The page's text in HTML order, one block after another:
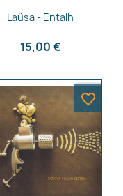
 Aperçu rapide
Laüsa - Entalh
15,00 €
favorite_border